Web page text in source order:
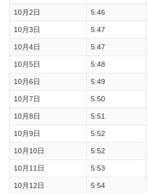
10月2日 5:46
10月3日 5:47
10月4日 5:47
10月5日 5:48
10月6日 5:49
10月7日 5:50
10月8日 5:51
10月9日 5:52
10月10日 5:52
10月11日 5:53
10月12日 5:54